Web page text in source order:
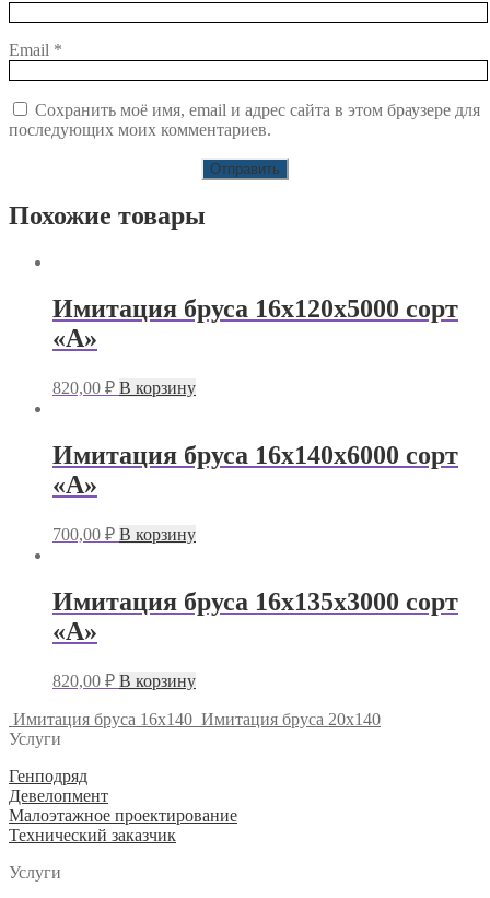
Email *
Сохранить моё имя, email и адрес сайта в этом браузере для
последующих моих комментариев.
Похожие товары
Имитация бруса 16х120х5000 сорт
«А»
820,00 ₽ В корзину
Имитация бруса 16х140х6000 сорт
«А»
700,00 ₽ В корзину
Имитация бруса 16х135х3000 сорт
«А»
820,00 ₽ В корзину
Имитация бруса 16х140 Имитация бруса 20х140
Услуги
Генподряд
Девелопмент
Малоэтажное проектирование
Технический заказчик
Услуги